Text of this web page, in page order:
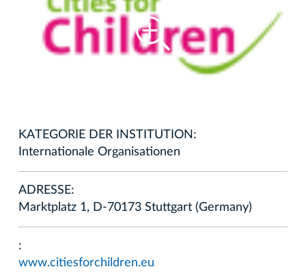
KATEGORIE DER INSTITUTION:
Internationale Organisationen
ADRESSE:
Marktplatz 1, D-70173 Stuttgart (Germany)
:
www.citiesforchildren.eu